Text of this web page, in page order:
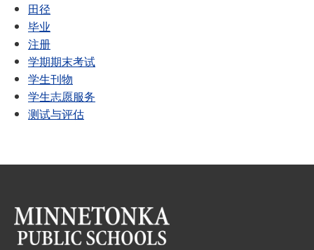
田径
毕业
注册
学期期末考试
学生刊物
学生志愿服务
测试与评估